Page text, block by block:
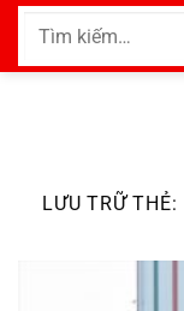
Bỏ
nội
Tìm
LƯU TRỮ THẺ: